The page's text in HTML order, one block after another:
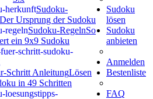
Sudoku-
Der Ursprung der Sudoku
Sudoku-RegelnSo
ein 9x9 Sudoku
Schritt AnleitungLösen
in 49 Schritten
Sudoku
lösen
Sudoku
anbieten
Anmelden
Bestenliste
FAQ